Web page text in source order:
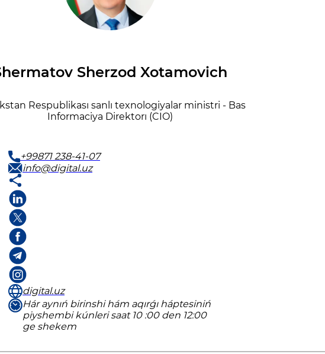
Sherzod Xotamovich
Respublikası sanlı texnologiyalar ministri - Bas
Informaciya Direktorı (CIO)
+99871 238-41-07
info@digital.uz
digital.uz
Hár aynıń birinshi hám aqırǵı háptesiniń
piyshembi kúnleri saat 10 :00 den 12:00
ge shekem